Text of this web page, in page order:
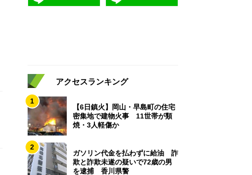
アクセスランキング
1
【6日鎮火】岡山・早島町の住宅
密集地で建物火事 11世帯が類
焼・3人軽傷か
2
ガソリン代金を払わずに給油 詐
欺と詐欺未遂の疑いで72歳の男
を逮捕 香川県警